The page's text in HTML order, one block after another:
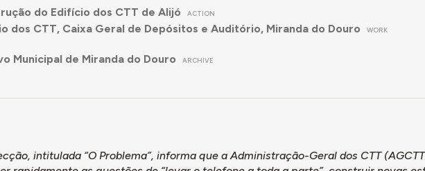
do Edifício dos CTT de Alijó ACTION
dos CTT, Caixa Geral de Depósitos e Auditório, Miranda do Douro WORK
Municipal de Miranda do Douro ARCHIVE
intitulada “O Problema”, informa que a Administração-Geral dos CTT